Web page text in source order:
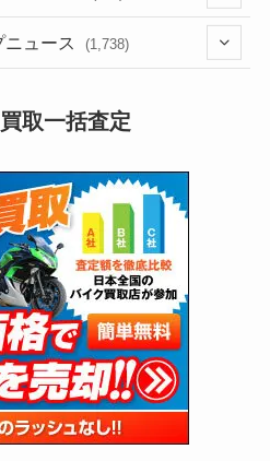
(63)
(2,473)
(249)
(47)
(66)
(16)
(141)
(255)
(204)
(166)
(23)
(33)
(34)
(35)
(41)
(16)
(2,744)
(132)
(171)
(118)
(27)
ュース (1,738)
(1,605)
(13)
(12)
取一括査定